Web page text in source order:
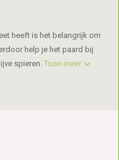
heeft is het belangrijk om
help je het paard bij
spieren.Toon meer